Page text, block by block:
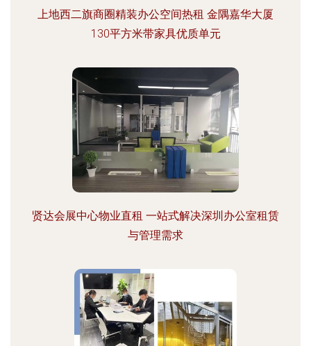
上地西二旗商圈精装办公空间热租 金隅嘉华大厦
130平方米带家具优质单元
贤达会展中心物业直租 一站式解决深圳办公室租赁
与管理需求